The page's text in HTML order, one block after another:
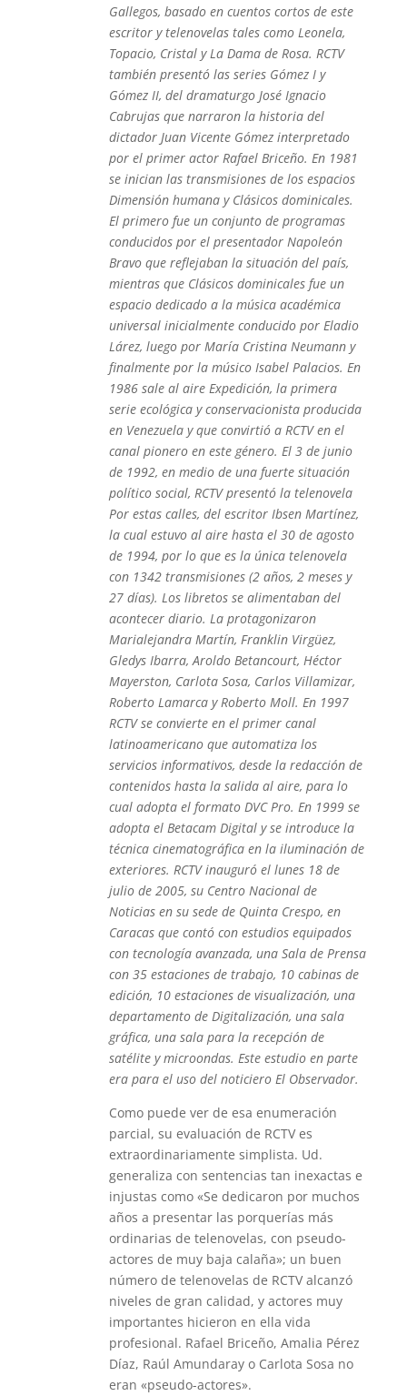
Gallegos, basado en cuentos cortos de este
escritor y telenovelas tales como Leonela,
Topacio, Cristal y La Dama de Rosa.​ RCTV
también presentó las series Gómez I y
Gómez II, del dramaturgo José Ignacio
Cabrujas que narraron la historia del
dictador Juan Vicente Gómez interpretado
por el primer actor Rafael Briceño.​ En 1981
se inician las transmisiones de los espacios
Dimensión humana y Clásicos dominicales.
El primero fue un conjunto de programas
conducidos por el presentador Napoleón
Bravo que reflejaban la situación del país,
mientras que Clásicos dominicales fue un
espacio dedicado a la música académica
universal inicialmente conducido por Eladio
Lárez, luego por María Cristina Neumann y
finalmente por la músico Isabel Palacios. En
1986 sale al aire Expedición, la primera
serie ecológica y conservacionista producida
en Venezuela y que convirtió a RCTV en el
canal pionero en este género. El 3 de junio
de 1992, en medio de una fuerte situación
político social, RCTV presentó la telenovela
Por estas calles, del escritor Ibsen Martínez,
la cual estuvo al aire hasta el 30 de agosto
de 1994, por lo que es la única telenovela
con 1342 transmisiones (2 años, 2 meses y
27 días).​ Los libretos se alimentaban del
acontecer diario. La protagonizaron
Marialejandra Martín, Franklin Virgüez,
Gledys Ibarra, Aroldo Betancourt, Héctor
Mayerston, Carlota Sosa, Carlos Villamizar,
Roberto Lamarca y Roberto Moll. En 1997
RCTV se convierte en el primer canal
latinoamericano que automatiza los
servicios informativos, desde la redacción de
contenidos hasta la salida al aire, para lo
cual adopta el formato DVC Pro. En 1999 se
adopta el Betacam Digital y se introduce la
técnica cinematográfica en la iluminación de
exteriores. RCTV inauguró el lunes 18 de
julio de 2005, su Centro Nacional de
Noticias en su sede de Quinta Crespo, en
Caracas que contó con estudios equipados
con tecnología avanzada, una Sala de Prensa
con 35 estaciones de trabajo, 10 cabinas de
edición, 10 estaciones de visualización, una
departamento de Digitalización, una sala
gráfica, una sala para la recepción de
satélite y microondas. Este estudio en parte
era para el uso del noticiero El Observador.
Como puede ver de esa enumeración
parcial, su evaluación de RCTV es
extraordinariamente simplista. Ud.
generaliza con sentencias tan inexactas e
injustas como «Se dedicaron por muchos
años a presentar las porquerías más
ordinarias de telenovelas, con pseudo-
actores de muy baja calaña»; un buen
número de telenovelas de RCTV alcanzó
niveles de gran calidad, y actores muy
importantes hicieron en ella vida
profesional. Rafael Briceño, Amalia Pérez
Díaz, Raúl Amundaray o Carlota Sosa no
eran «pseudo-actores».